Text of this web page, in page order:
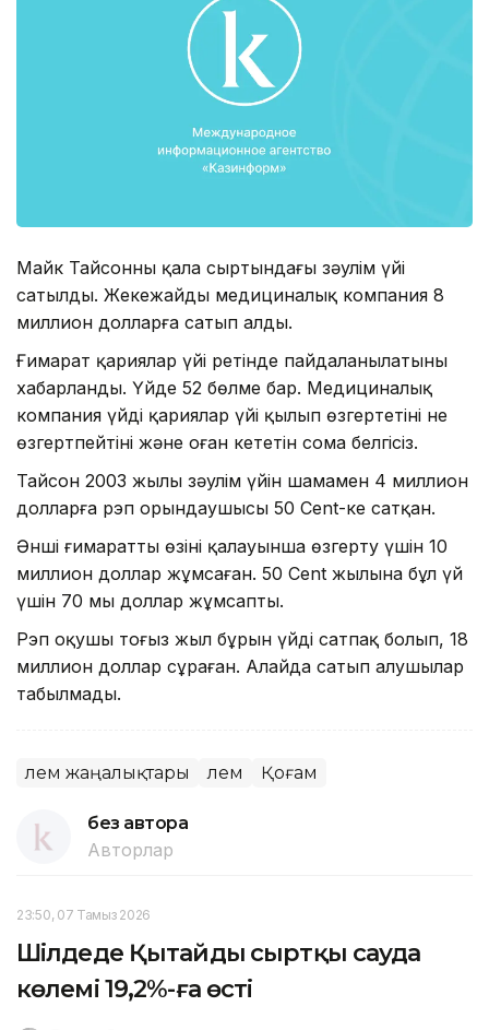
Майк Тайсонның қала сыртындағы зәулім үйі
сатылды. Жекежайды медициналық компания 8
миллион долларға сатып алды.
Ғимарат қариялар үйі ретінде пайдаланылатыны
хабарланды. Үйде 52 бөлме бар. Медициналық
компания үйді қариялар үйі қылып өзгертетіні не
өзгертпейтіні және оған кететін сома белгісіз.
Тайсон 2003 жылы зәулім үйін шамамен 4 миллион
долларға рэп орындаушысы 50 Cent-ке сатқан.
Әнші ғимаратты өзінің қалауынша өзгерту үшін 10
миллион доллар жұмсаған. 50 Cent жылына бұл үй
үшін 70 мың доллар жұмсапты.
Рэп оқушы тоғыз жыл бұрын үйді сатпақ болып, 18
миллион доллар сұраған. Алайда сатып алушылар
табылмады.
Әлем жаңалықтары Әлем Қоғам
без автора
Авторлар
23:50, 07 Тамыз 2026
Шілдеде Қытайдың сыртқы сауда
көлемі 19,2%-ға өсті